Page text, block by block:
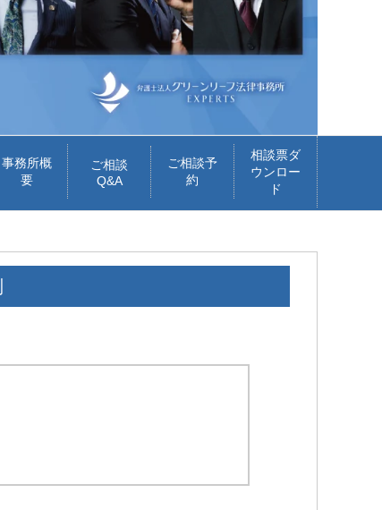
事務所概
要
ご相談
Q&A
ご相談予
約
相談票ダ
ウンロー
ド